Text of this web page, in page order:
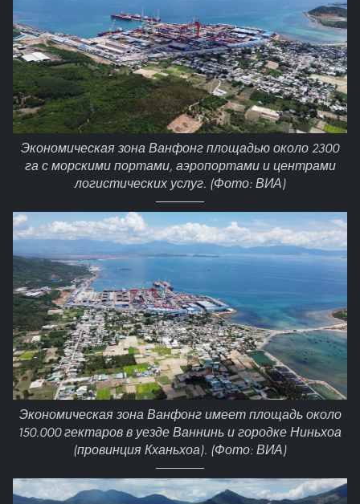
Экономическая зона Ванфонг площадью около 2300
га с морскими портами, аэропортами и центрами
логистических услуг. (Фото: ВИА)
Экономическая зона Ванфонг имеет площадь около
150.000 гектаров в уезде Ваннинь и городке Ниньхоа
(провинция Кханьхоа). (Фото: ВИА)